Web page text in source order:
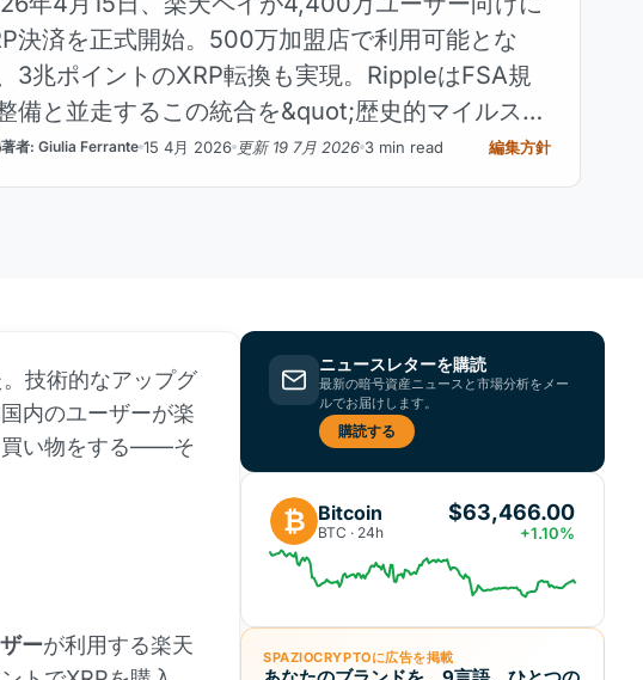
決済を正式開始。500万加盟店で利用可能とな
3兆ポイントのXRP転換も実現。RippleはFSA規
備と並走するこの統合を&quot;歴史的マイルスト
&quot;と評価する。
著者: Giulia Ferrante 15 4月 2026 更新 19 7月 2026 3 min read 編集方針
技術的なアップグ
内のユーザーが楽
買い物をする——そ
ーが利用する楽天
ニュースレターを購読
最新の暗号資産ニュースと市場分析をメー
ルでお届けします。
購読する
₿ Bitcoin
BTC · 24h
$63,466.00
+1.10%
SPAZIOCRYPTOに広告を掲載